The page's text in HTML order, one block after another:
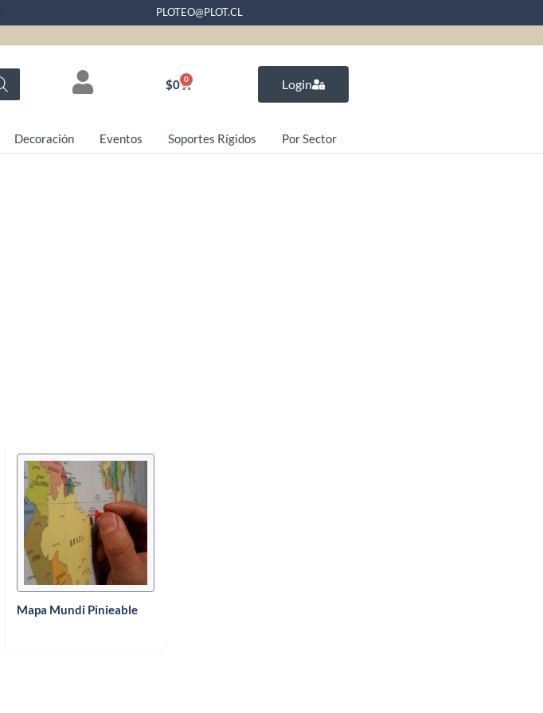
PLOTEO@PLOT.CL
$0 0 Login
Decoración Eventos Soportes Rígidos Por Sector
Mapa Mundi Pinieable